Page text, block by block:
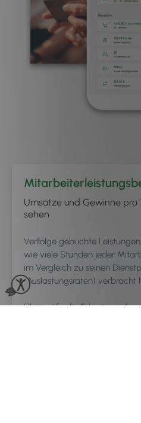
Umsätze und Gewinne
sehen
Verfolge gebuchte
wie viele Stunden jeder
im Vergleich zu seinen
(Auslastungsraten) verbracht
Überprüfe die